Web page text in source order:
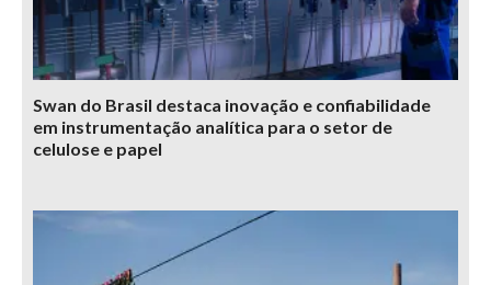
Swan do Brasil destaca inovação e confiabilidade
em instrumentação analítica para o setor de
celulose e papel